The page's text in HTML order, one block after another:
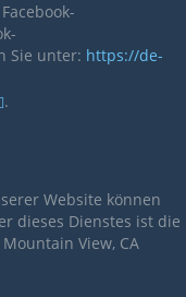
Sie unter: https://de-
.
Website können
dieses Dienstes ist die
View, CA